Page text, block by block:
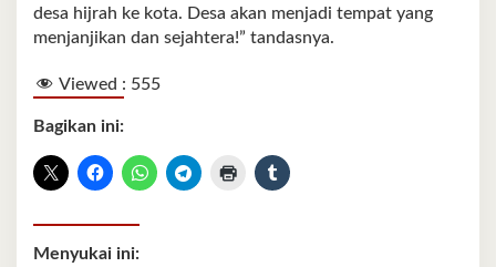
desa hijrah ke kota. Desa akan menjadi tempat yang
menjanjikan dan sejahtera!” tandasnya.
Viewed : 555
Bagikan ini:
Menyukai ini: